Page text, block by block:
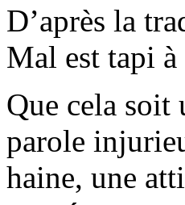
D’après la
Mal est tapi
Que cela soit
parole
haine, une